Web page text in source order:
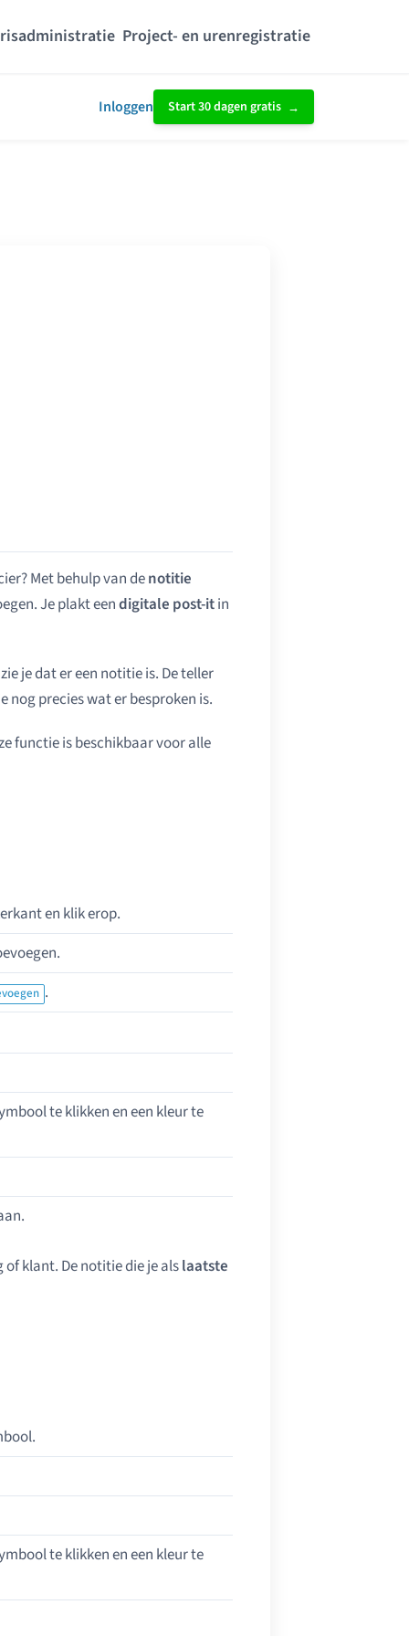
Project- en urenregistratie
Inloggen Start 30 dagen gratis
Met behulp van denotitie
Je plakt eendigitale post-itin
je dat er een notitie is. De teller
nog precies wat er besproken is.
functie is beschikbaar voor alle
en klik erop.
.
te klikken en een kleur te
klant. De notitie die je alslaatste
te klikken en een kleur te